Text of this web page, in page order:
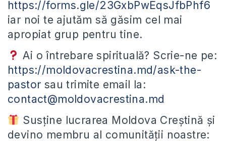
https://forms.gle/23GxbPwEqsJfbPhf6
iar noi te ajutăm să găsim cel mai
apropiat grup pentru tine.
Ai o întrebare spirituală? Scrie-ne pe:
https://moldovacrestina.md/ask-the-
pastor sau trimite email la:
contact@moldovacrestina.md
Susține lucrarea Moldova Creștină și
devino membru al comunității noastre: